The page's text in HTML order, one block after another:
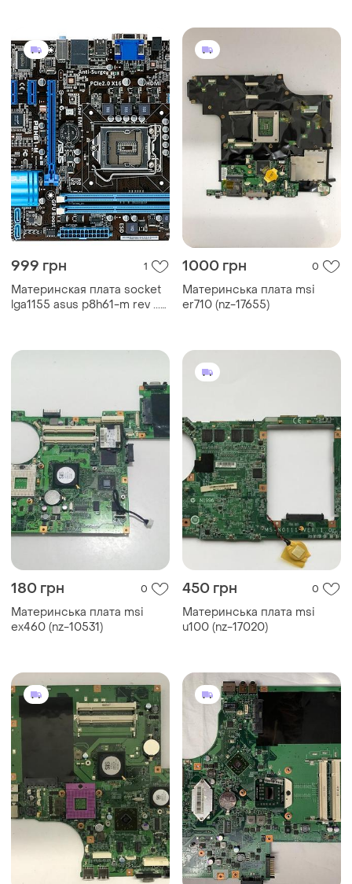
999 грн 1
Материнская плата socket
lga1155 asus p8h61-m rev ...
1000 грн 0
Материнська плата msi
er710 (nz-17655)
180 грн 0
Материнська плата msi
ex460 (nz-10531)
450 грн 0
Материнська плата msi
u100 (nz-17020)